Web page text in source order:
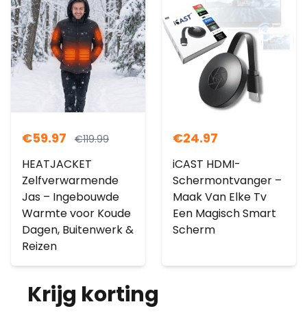
€59.97 €119.99
HEATJACKET
Zelfverwarmende
Jas – Ingebouwde
Warmte voor Koude
Dagen, Buitenwerk &
Reizen
€24.97
iCAST HDMI-
Schermontvanger –
Maak Van Elke Tv
Een Magisch Smart
Scherm
Krijg korting